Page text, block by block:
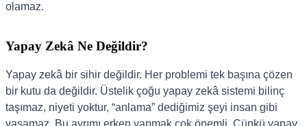
olamaz.
Yapay Zekâ Ne Değildir?
Yapay zekâ bir sihir değildir. Her problemi tek başına çözen
bir kutu da değildir. Üstelik çoğu yapay zekâ sistemi bilinç
taşımaz, niyeti yoktur, “anlama” dediğimiz şeyi insan gibi
yaşamaz. Bu ayrımı erken yapmak çok önemli. Çünkü yapay